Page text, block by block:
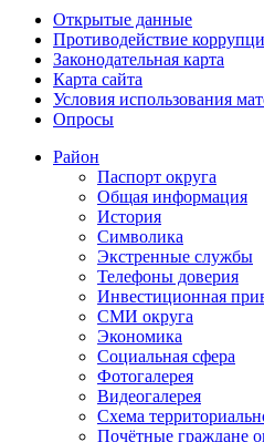
Открытые данные
Противодействие
Законодательная карта
Карта сайта
Условия использования
Опросы
Район
Паспорт округа
Общая информация
История
Символика
Экстренные службы
Телефоны доверия
Инвестиционная
СМИ округа
Экономика
Социальная сфера
Фотогалерея
Видеогалерея
Схема
Почётные граждане